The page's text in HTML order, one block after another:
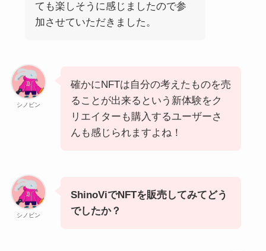
ても楽しそうに感じましたので参
加させていただきました。
シノビン
確かにNFTは自分の考えたものを売
ることが出来るという新体験をク
リエイターも購入するユーザーさ
んも感じられますよね！
シノビン
ShinoViでNFTを販売してみてどう
でしたか？